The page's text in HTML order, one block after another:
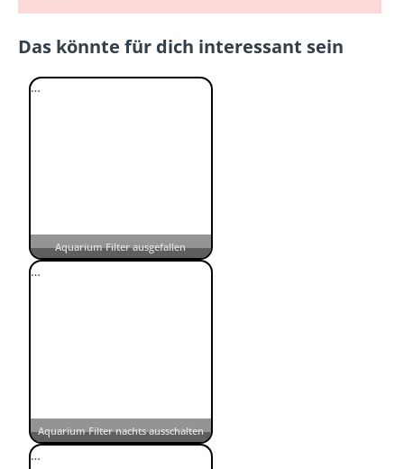
Das könnte für dich interessant sein
Aquarium Filter ausgefallen
…
Aquarium Filter nachts ausschalten
…
…